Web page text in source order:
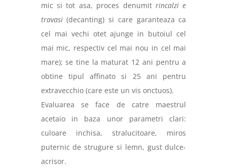
mic si tot asa, proces denumit rincalzi e
travasi(decanting) si care garanteaza ca
cel mai vechi otet ajunge in butoiul cel
mai mic, respectiv cel mai nou in cel mai
mare); se tine la maturat 12 ani pentru a
obtine tipul affinato si 25 ani pentru
extravecchio (care este un vis onctuos).
Evaluarea se face de catre maestrul
acetaio in baza unor parametri clari:
culoare inchisa, stralucitoare, miros
puternic de strugure si lemn, gust dulce-
acrisor.